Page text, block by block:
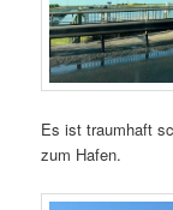
Es ist traumhaft
zum Hafen.